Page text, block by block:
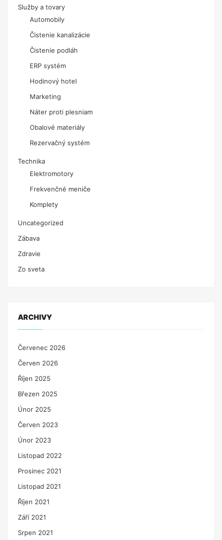
Služby a tovary
Automobily
Čistenie kanalizácie
Čistenie podláh
ERP systém
Hodinový hotel
Marketing
Náter proti plesniam
Obalové materiály
Rezervačný systém
Technika
Elektromotory
Frekvenčné meniče
Komplety
Uncategorized
Zábava
Zdravie
Zo sveta
ARCHIVY
Červenec 2026
Červen 2026
Říjen 2025
Březen 2025
Únor 2025
Červen 2023
Únor 2023
Listopad 2022
Prosinec 2021
Listopad 2021
Říjen 2021
Září 2021
Srpen 2021